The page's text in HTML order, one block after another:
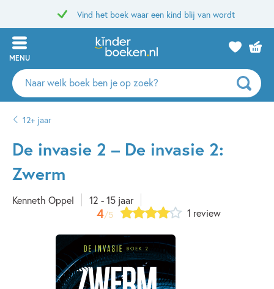
Vind het boek waar een kind blij van wordt
MENU
Zoeken
naar
auteurs
uitgevers
12+ jaar
De invasie 2 – De invasie 2:
Zwerm
Kenneth Oppel 12 - 15 jaar
4/5 1 review